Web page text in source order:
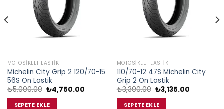
MOTOSIKLET LASTIK
Michelin City Grip 2 120/70-15
56S Ön Lastik
₺5,000.00 Orijinal
fiyat:
₺5,000.00.
₺4,750.00Şu
SEPETE EKLE
MOTOSIKLET LASTIK
110/70-12 47S Michelin City
Grip 2 Ön Lastik
₺3,300.00 Orijinal
fiyat:
₺3,300.00.
₺3,135.00Şu
SEPETE EKLE